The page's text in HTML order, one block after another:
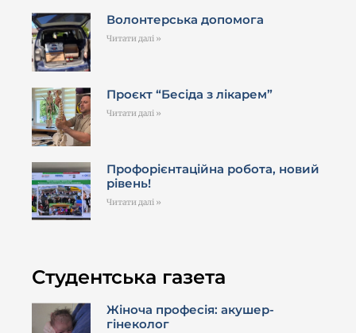
Волонтерська допомога
Читати далі »
Проєкт “Бесіда з лікарем”
Читати далі »
Профорієнтаційна робота, новий
рівень!
Читати далі »
Студентська газета
Жіноча професія: акушер-
гінеколог